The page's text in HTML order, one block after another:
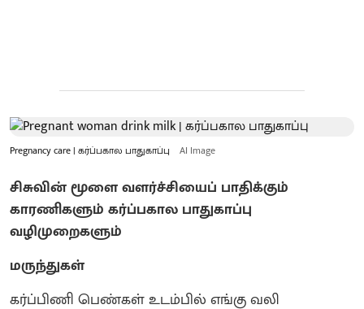
Pregnancy care | கர்ப்பகால பாதுகாப்பு AI Image
சிசுவின் மூளை வளர்ச்சியைப் பாதிக்கும்
காரணிகளும் கர்ப்பகால பாதுகாப்பு
வழிமுறைகளும்
மருந்துகள்
கர்ப்பிணி பெண்கள் உடம்பில் எங்கு வலி